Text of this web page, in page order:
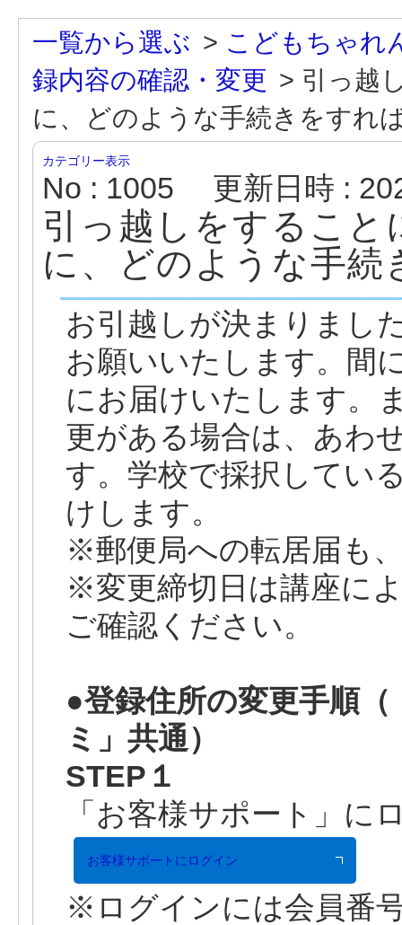
一覧から選ぶ > こどもちゃれ
録内容の確認・変更 > 引っ越
に、どのような手続きをすれ
カテゴリー表示
No : 1005 更新日時 :
引っ越しをするこ
に、どのような手
お引越しが決まりまし
お願いいたします。間
にお届けいたします。
更がある場合は、あわ
す。学校で採択してい
けします。
※郵便局への転居届も
※変更締切日は講座に
ご確認ください。
●登録住所の変更手順
ミ」共通）
STEP１
「お客様サポート」に
お客様サポートにログイン
※ログインには会員番